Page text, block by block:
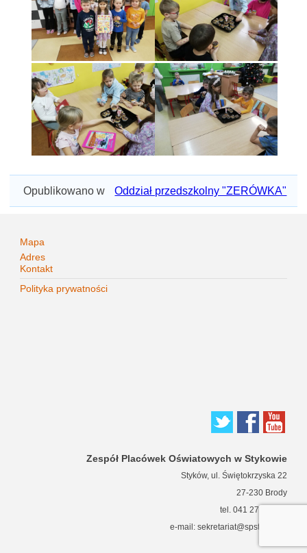
Opublikowano w Oddział przedszkolny "ZERÓWKA"
Mapa
Adres
Kontakt
Polityka prywatności
Zespół Placówek Oświatowych w Stykowie
Styków, ul. Świętokrzyska 22
27-230 Brody
tel. 041 271 63 66
e-mail: sekretariat@spstykow.pl